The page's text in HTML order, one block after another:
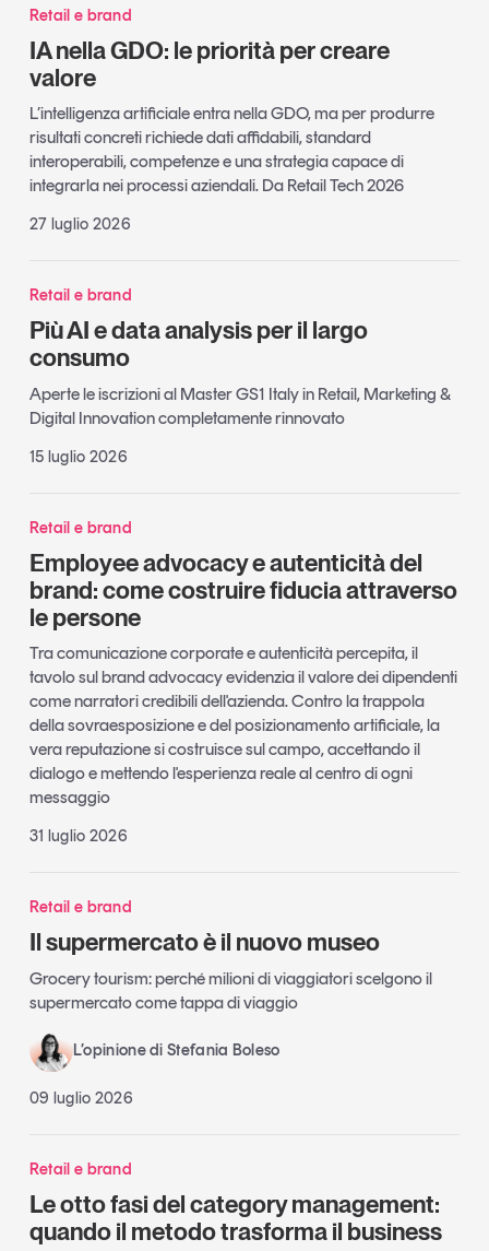
Retail e brand
IA nella GDO: le priorità per creare
valore
L’intelligenza artificiale entra nella GDO, ma per produrre
risultati concreti richiede dati affidabili, standard
interoperabili, competenze e una strategia capace di
integrarla nei processi aziendali. Da Retail Tech 2026
27 luglio 2026
Retail e brand
Più AI e data analysis per il largo
consumo
Aperte le iscrizioni al Master GS1 Italy in Retail, Marketing &
Digital Innovation completamente rinnovato
15 luglio 2026
Retail e brand
Employee advocacy e autenticità del
brand: come costruire fiducia attraverso
le persone
Tra comunicazione corporate e autenticità percepita, il
tavolo sul brand advocacy evidenzia il valore dei dipendenti
come narratori credibili dell'azienda. Contro la trappola
della sovraesposizione e del posizionamento artificiale, la
vera reputazione si costruisce sul campo, accettando il
dialogo e mettendo l'esperienza reale al centro di ogni
messaggio
31 luglio 2026
Retail e brand
Il supermercato è il nuovo museo
Grocery tourism: perché milioni di viaggiatori scelgono il
supermercato come tappa di viaggio
L’opinione di Stefania Boleso
09 luglio 2026
Retail e brand
Le otto fasi del category management:
quando il metodo trasforma il business